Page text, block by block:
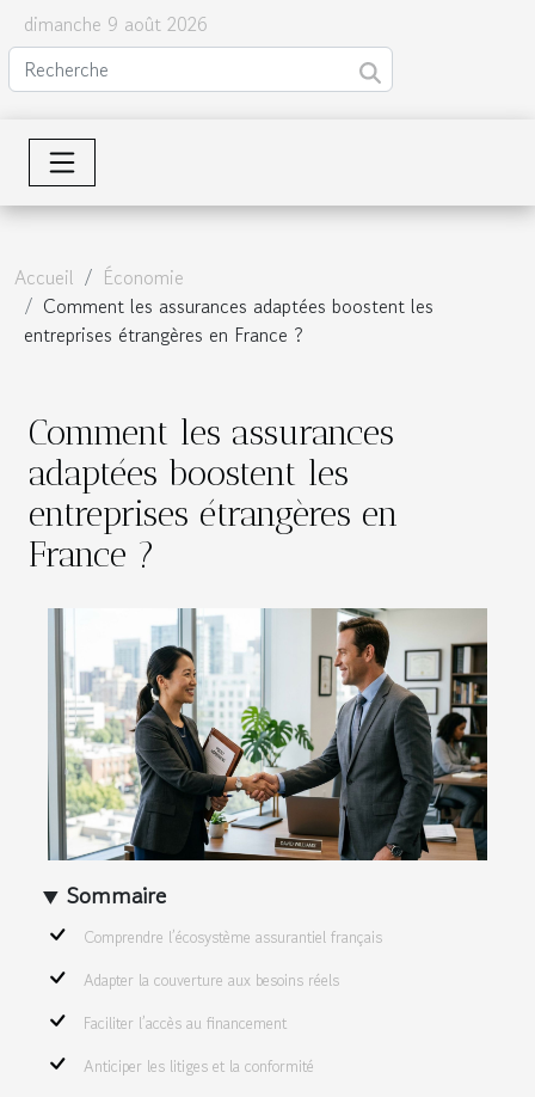
dimanche 9 août 2026
Accueil
Économie
Comment les assurances adaptées boostent les
entreprises étrangères en France ?
Comment les assurances
adaptées boostent les
entreprises étrangères en
France ?
Sommaire
Comprendre l’écosystème assurantiel français
Adapter la couverture aux besoins réels
Faciliter l’accès au financement
Anticiper les litiges et la conformité